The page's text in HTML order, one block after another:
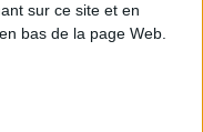
sur ce site et en
bas de la page Web.